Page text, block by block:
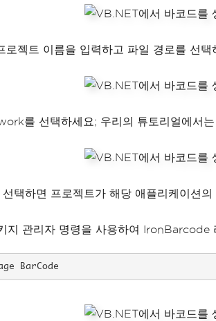
로젝트 이름을 입력하고 파일 경로를 선택
를 선택하세요; 우리의 튜토리얼에서
택하면 프로젝트가 해당 애플리케이션의
지 관리자 명령을 사용하여 IronBarcode
BarCode